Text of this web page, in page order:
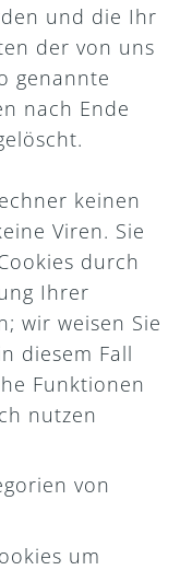
und die Ihr
der von uns
genannte
nach Ende
keinen
Viren. Sie
durch
Ihrer
wir weisen Sie
diesem Fall
Funktionen
nutzen
von
um